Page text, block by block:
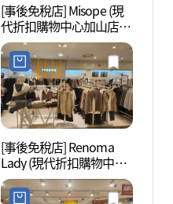
[事後免稅店] Misope (現
代折扣購物中心加山店)
(미소페 현대아울렛 가산
점)
[事後免稅店] Renoma
Lady (現代折扣購物中心
加山店)(레노마레이디 현
대아울렛 가산점)